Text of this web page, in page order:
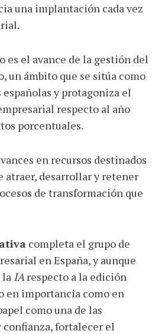
una implantación cada vez
es el avance de la gestión del
un ámbito que se sitúa como
y protagoniza el
respecto al año
porcentuales.
en recursos destinados
atraer, desarrollar y retener
de transformación que
completa el grupo de
en España, y aunque
IA respecto a la edición
en importancia como en
como una de las
fortalecer el